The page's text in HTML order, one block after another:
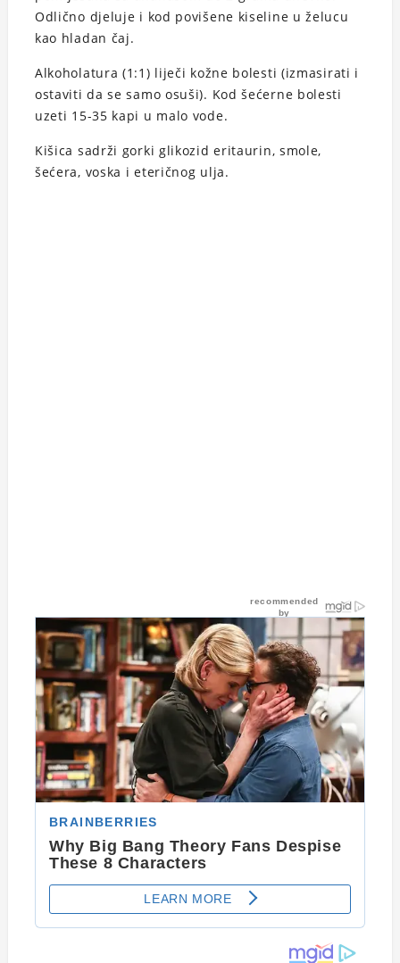
Odlično djeluje i kod povišene kiseline u želucu
kao hladan čaj.
Alkoholatura (1:1) liječi kožne bolesti (izmasirati i
ostaviti da se samo osuši). Kod šećerne bolesti
uzeti 15-35 kapi u malo vode.
Kišica sadrži gorki glikozid eritaurin, smole,
šećera, voska i eteričnog ulja.